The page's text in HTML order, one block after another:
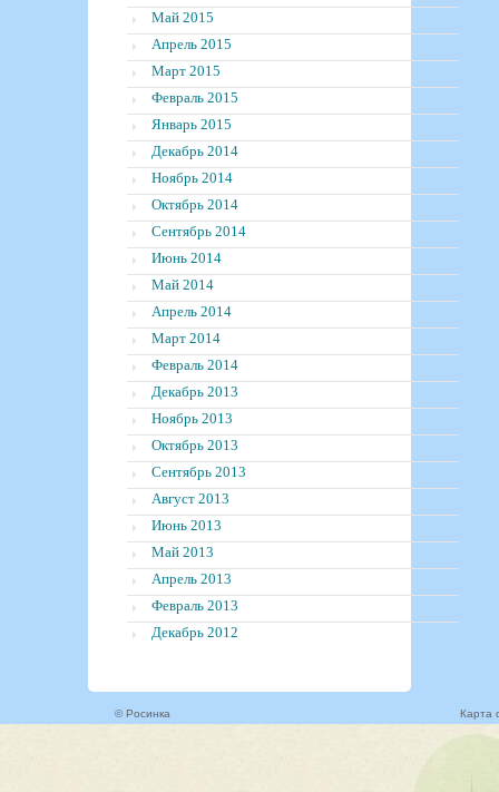
Май 2015
Апрель 2015
Март 2015
Февраль 2015
Январь 2015
Декабрь 2014
Ноябрь 2014
Октябрь 2014
Сентябрь 2014
Июнь 2014
Май 2014
Апрель 2014
Март 2014
Февраль 2014
Декабрь 2013
Ноябрь 2013
Октябрь 2013
Сентябрь 2013
Август 2013
Июнь 2013
Май 2013
Апрель 2013
Февраль 2013
Декабрь 2012
© Росинка Карта